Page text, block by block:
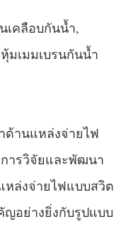
เคลือบกันน้ำ,
มเมมเบรนกันน้ำ
ด้านแหล่งจ่ายไฟ
ารวิจัยและพัฒนา
ล่งจ่ายไฟแบบสวิต
ญอย่างยิ่งกับรูปแบบ